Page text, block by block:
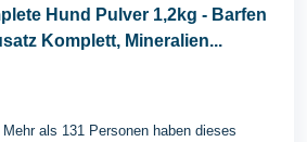
Hund Pulver 1,2kg - Barfen
Komplett, Mineralien...
Mehr als 131 Personen haben dieses